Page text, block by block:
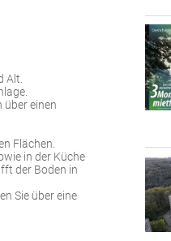
Alt.
über einen
Flächen.
in der Küche
der Boden in
Sie über eine